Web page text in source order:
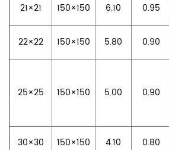
21×21 150×150 6.10 0.95
22×22 150×150 5.80 0.90
25×25 150×150 5.00 0.90
30×30 150×150 4.10 0.80